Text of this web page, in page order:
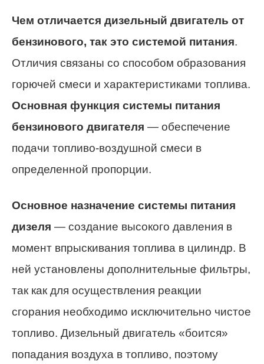
Чем отличается дизельный двигатель от
бензинового, так это системой питания.
Отличия связаны со способом образования
горючей смеси и характеристиками топлива.
Основная функция системы питания
бензинового двигателя — обеспечение
подачи топливо-воздушной смеси в
определенной пропорции.
Основное назначение системы питания
дизеля — создание высокого давления в
момент впрыскивания топлива в цилиндр. В
ней установлены дополнительные фильтры,
так как для осуществления реакции
сгорания необходимо исключительно чистое
топливо. Дизельный двигатель «боится»
попадания воздуха в топливо, поэтому